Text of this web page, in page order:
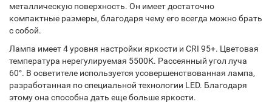
металлическую поверхность. Он имеет достаточно
компактные размеры, благодаря чему его всегда можно брать
с собой.
Лампа имеет 4 уровня настройки яркости и CRI 95+. Цветовая
температура нерегулируемая 5500К. Рассеянный угол луча
60°. В осветителе используется усовершенствованная лампа,
разработанная по специальной технологии LED. Благодаря
этому она способна дать еще больше яркости.